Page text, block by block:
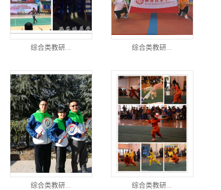
综合类教研... 综合类教研...
综合类教研... 综合类教研...